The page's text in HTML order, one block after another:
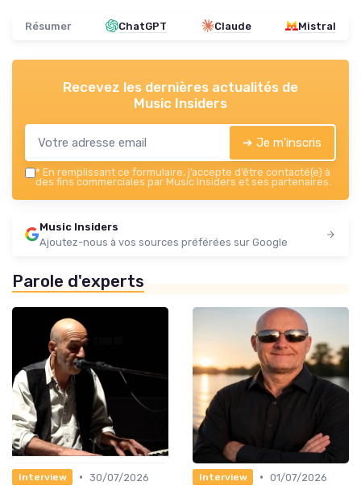
Résumer ChatGPT Claude Mistral
Recevez les dernières actualités de
Music Insiders
➔ Je m'inscris
* En remplissant ce formulaire, j’accepte d’être contacté(e) à
des fins commerciales par Music Insiders et ses partenaires.
Music Insiders
Ajoutez-nous à vos sources préférées sur Google
Parole d'experts
Interview • 30/07/2026
Interview • 01/07/2026